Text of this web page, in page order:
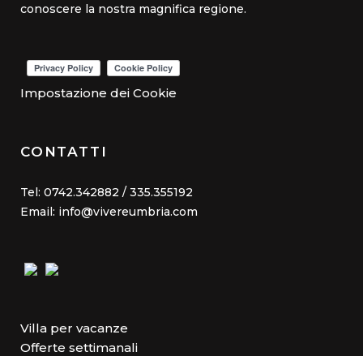
conoscere la nostra magnifica regione.
Impostazione dei Cookie
CONTATTI
Tel: 0742.342882 / 335.355192
Email: info@vivereumbria.com
Villa per vacanze
Offerte settimanali